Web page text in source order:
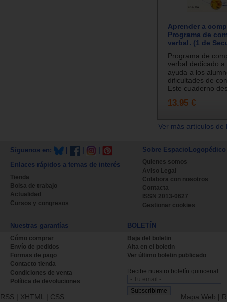
Aprender a
Programa de
verbal. (1 de
Programa de
verbal dedicado a
ayuda a los
dificultades de
Este cuaderno
13.95 €
Ver más artículos
Síguenos en:
Enlaces rápidos a temas de interés
Tienda
Bolsa de trabajo
Actualidad
Cursos y congresos
Sobre EspacioLogopédico
Quienes somos
Aviso Legal
Colabora con nosotros
Contacta
ISSN 2013-0627
Gestionar cookies
Nuestras garantías
Cómo comprar
Envío de pedidos
Formas de pago
Contacto tienda
Condiciones de venta
Política de devoluciones
BOLETÍN
Baja del boletin
Alta en el boletin
Ver último boletin publicado
Recibe nuestro boletín quincenal.
RSS | XHTML | CSS Mapa Web |